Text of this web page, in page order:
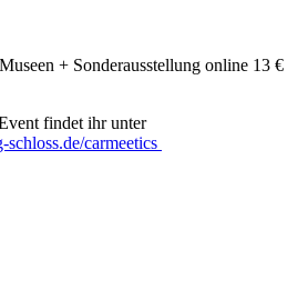
+ Sonderausstellung online 13 €
findet ihr unter
carmeetics